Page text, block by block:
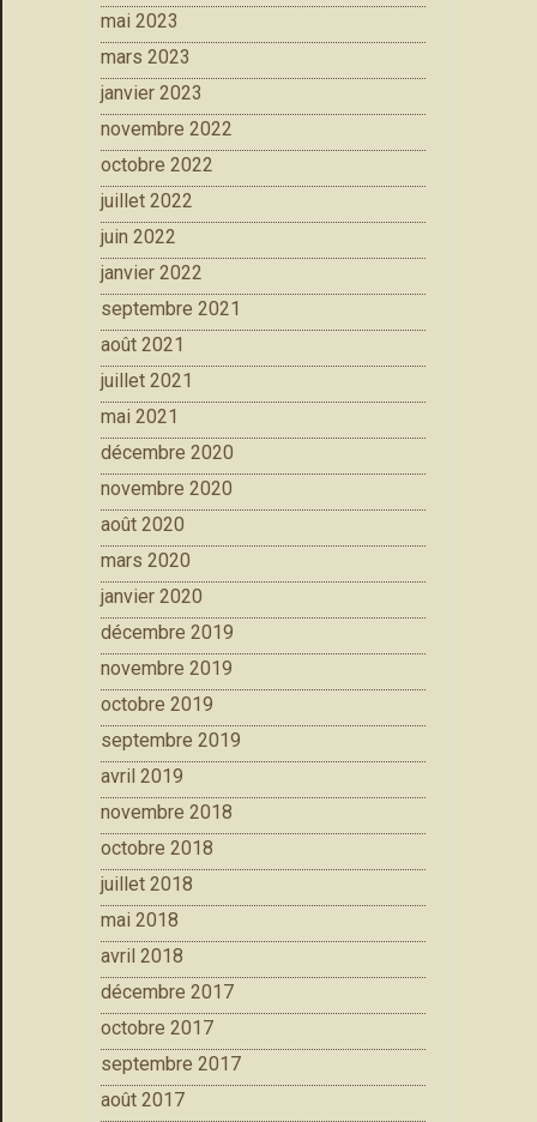
mai 2023
mars 2023
janvier 2023
novembre 2022
octobre 2022
juillet 2022
juin 2022
janvier 2022
septembre 2021
août 2021
juillet 2021
mai 2021
décembre 2020
novembre 2020
août 2020
mars 2020
janvier 2020
décembre 2019
novembre 2019
octobre 2019
septembre 2019
avril 2019
novembre 2018
octobre 2018
juillet 2018
mai 2018
avril 2018
décembre 2017
octobre 2017
septembre 2017
août 2017